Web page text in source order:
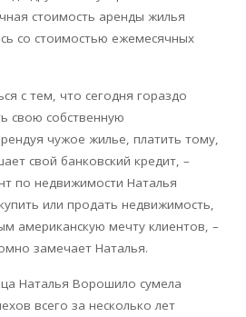
стоимость аренды жилья
со стоимостью ежемесячных
с тем, что сегодня гораздо
свою собственную
чужое жилье, платить тому,
свой банковский кредит, –
по недвижимости Наталья
или продать недвижимость,
американскую мечту клиентов, –
замечает Наталья.
Наталья Ворошило сумела
всего за несколько лет